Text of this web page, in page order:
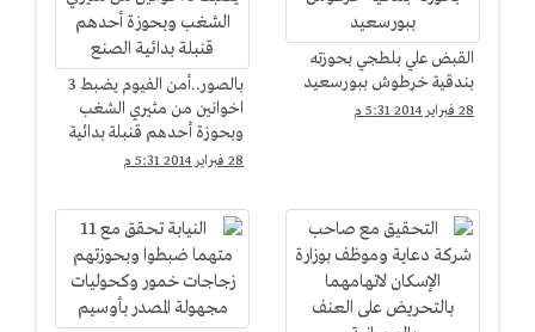
القبض علي بلطجي بحوزته
بندقية خرطوش ببورسعيد
28 فبراير 2014 5:31 م
بالصور..أمن الفيوم يضبط 3
اخوانين من مثيري الشغب
وبحوزة أحدهم قنبلة بدائية
الصنع
28 فبراير 2014 5:31 م